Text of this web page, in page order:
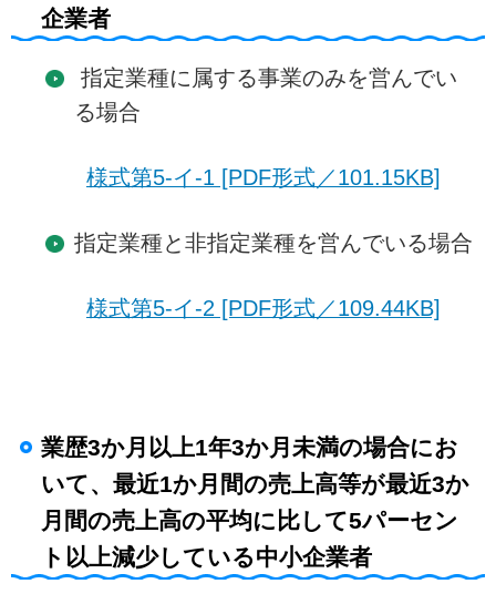
企業者
指定業種に属する事業のみを営んでい
る場合
様式第5-イ-1 [PDF形式／101.15KB]
指定業種と非指定業種を営んでいる場合
様式第5-イ-2 [PDF形式／109.44KB]
業歴3か月以上1年3か月未満の場合にお
いて、最近1か月間の売上高等が最近3か
月間の売上高の平均に比して5パーセン
ト以上減少している中小企業者